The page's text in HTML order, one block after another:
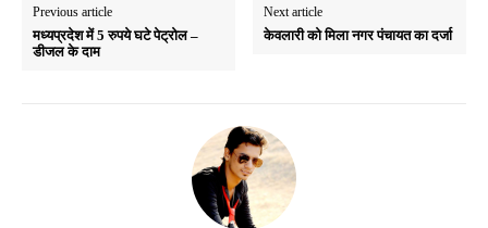
Previous article
मध्यप्रदेश में 5 रुपये घटे पेट्रोल –
डीजल के दाम
Next article
केवलारी को मिला नगर पंचायत का दर्जा